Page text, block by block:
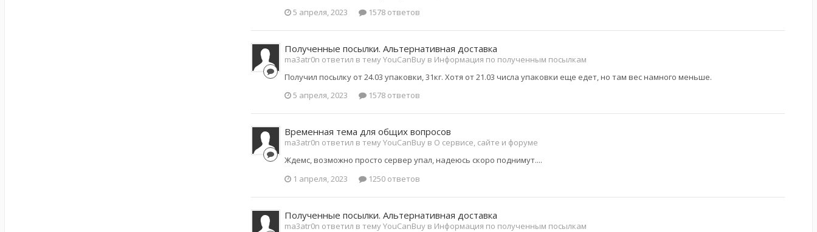
5 апреля, 2023
1578 ответов
Полученные посылки. Альтернативная доставка
ma3atr0n ответил в тему YouCanBuy в Информация по полученным посылкам
Получил посылку от 24.03 упаковки, 31кг. Хотя от 21.03 числа упаковки еще едет, но там вес намного меньше.
5 апреля, 2023
1578 ответов
Временная тема для общих вопросов
ma3atr0n ответил в тему YouCanBuy в О сервисе, сайте и форуме
Ждемс, возможно просто сервер упал, надеюсь скоро поднимут....
1 апреля, 2023
1250 ответов
Полученные посылки. Альтернативная доставка
ma3atr0n ответил в тему YouCanBuy в Информация по полученным посылкам